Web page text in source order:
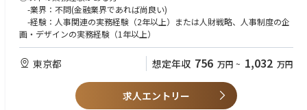
・幅広い人事業務経権を積むことができる
■主な業務パートナー
管理部門全般、セブン-イレブン・ジャパン、7-Eleven International LLC
■部署構成
■当社で働く魅力
-業界：不問(金融業界であれば尚良い)
-経験：人事関連の実務経験（2年以上）または人財戦略、人事制度の企
画・デザインの実務経験（1年以上）
東京都 想定年収 756 万円 ~ 1,032 万円
求人エントリー